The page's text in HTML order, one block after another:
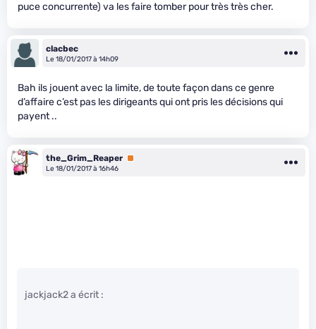
puce concurrente) va les faire tomber pour très très cher.
clacbec
Le 18/01/2017 à 14h09
Bah ils jouent avec la limite, de toute façon dans ce genre
d’affaire c’est pas les dirigeants qui ont pris les décisions qui
payent ..
the_Grim_Reaper Premium
Le 18/01/2017 à 16h46
jackjack2 a écrit :